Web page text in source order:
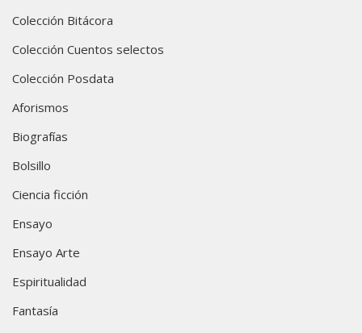
Colección Bitácora
Colección Cuentos selectos
Colección Posdata
Aforismos
Biografías
Bolsillo
Ciencia ficción
Ensayo
Ensayo Arte
Espiritualidad
Fantasía